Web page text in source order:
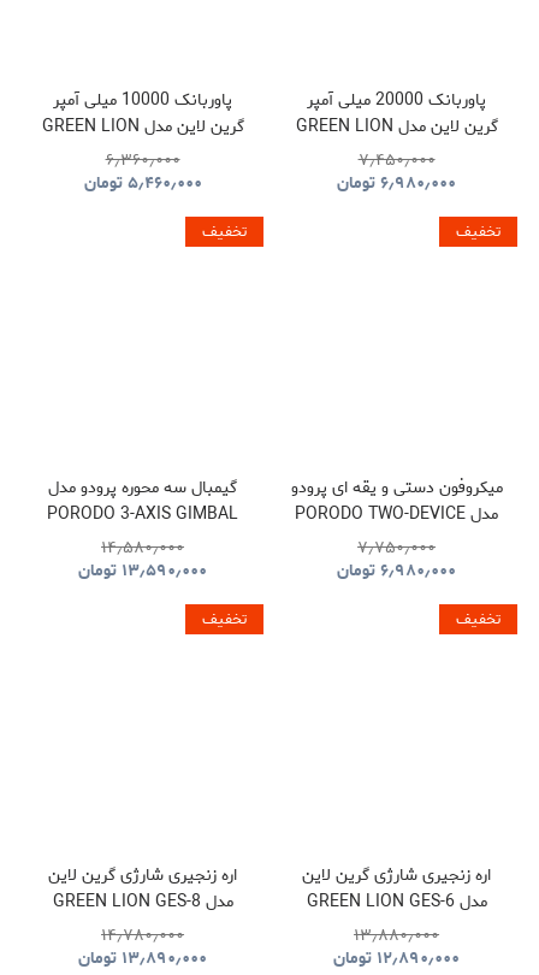
پاوربانک 20000 میلی آمپر
گرین لاین مدل GREEN LION
LUZERN GNLEZ20KPBBK
۷٫۴۵۰٫۰۰۰
۶٫۹۸۰٫۰۰۰تومان
پاوربانک 10000 میلی آمپر
گرین لاین مدل GREEN LION
LUZERN GNLEZ10KPBBK
۶٫۳۶۰٫۰۰۰
۵٫۴۶۰٫۰۰۰تومان
تخفیف
میکروفون دستی و یقه ای پرودو
مدل PORODO TWO-DEVICE
CONNECT HANDHELD
LAVALIER MICROPHONE
۷٫۷۵۰٫۰۰۰
۶٫۹۸۰٫۰۰۰تومان
تخفیف
گیمبال سه محوره پرودو مدل
PORODO 3-AXIS GIMBAL
STABILIZER PDLFST127BK
۱۴٫۵۸۰٫۰۰۰
۱۳٫۵۹۰٫۰۰۰ تومان
تخفیف
اره زنجیری شارژی گرین لاین
مدل GREEN LION GES-6
CORDLESS ELECTRIC
CHAINSAW
۱۳٫۸۸۰٫۰۰۰
۱۲٫۸۹۰٫۰۰۰ تومان
تخفیف
اره زنجیری شارژی گرین لاین
مدل GREEN LION GES-8
BRUSHLESS CORDLESS
CHAINSAW GNOCSWTLGN
۱۴٫۷۸۰٫۰۰۰
۱۳٫۸۹۰٫۰۰۰ تومان